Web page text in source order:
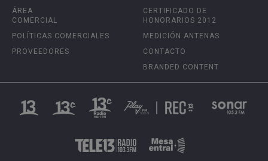
ÁREA
COMERCIAL
POLÍTICAS COMERCIALES
PROVEEDORES
CERTIFICADO DE
HONORARIOS 2012
MEDICIÓN ANTENAS
CONTACTO
BRANDED CONTENT